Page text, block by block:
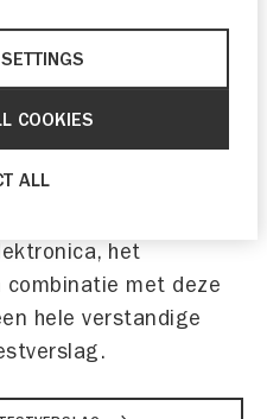
S1000 kun je
hij scoort namelijk
het
combinatie met deze
hele verstandige
ALL
COOKIES